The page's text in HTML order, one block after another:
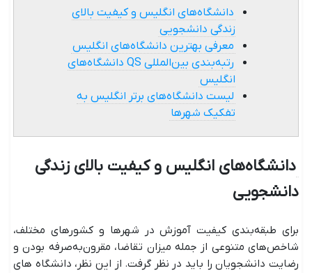
دانشگاه‌های انگلیس و کیفیت بالای
زندگی دانشجویی
معرفی بهترین دانشگاه‌های انگلیس
رتبه‌بندی بین‌المللی QS دانشگاه‌های
انگلیس
لیست دانشگاه‌های برتر انگلیس به
تفکیک شهرها
دانشگاه‌های انگلیس و کیفیت بالای زندگی
دانشجویی
برای طبقه‌بندی کیفیت آموزش در شهرها و کشورهای مختلف،
شاخص‌های متنوعی از جمله میزان تقاضا، مقرون‌به‌صرفه بودن و
رضایت دانشجویان را باید در نظر گرفت. از این نظر، دانشگاه های